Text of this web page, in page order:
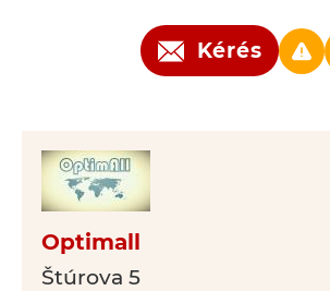
Kérés
Optimall
Štúrova 5